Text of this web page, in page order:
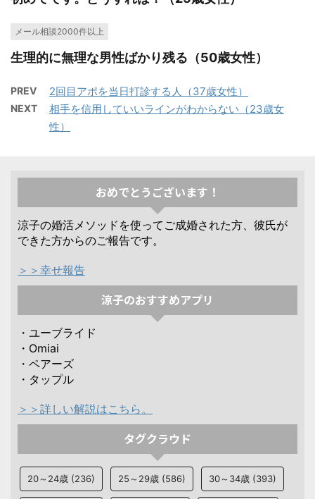
メール相談2000件以上
生理的に無理な男性ばかり残る（50歳女性）
PREV 2回目アポを当日打診する人（37歳女性）
NEXT
相手を信用していいラインがわからない（23歳女
性）
おめでとうございます！
涼子の婚活メソッドを使ってご成婚された方、彼氏が
できた方からのご報告です。
＞＞幸せ報告
涼子のおすすめアプリ
・ユーブライド
・Omiai
・ペアーズ
・タップル
＞＞詳しい解説はこちら。
タグクラウド
20～24歳 (236) 25～29歳 (586) 30～34歳 (393)